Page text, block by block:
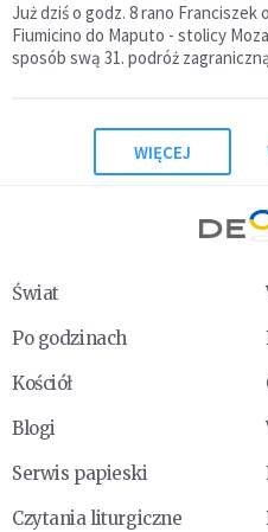
Już dziś o godz. 8 rano Franciszek
Fiumicino do Maputo - stolicy
sposób swą 31. podróż
WIĘCEJ
Świat
Po godzinach
Kościół
Blogi
Serwis papieski
Czytania liturgiczne